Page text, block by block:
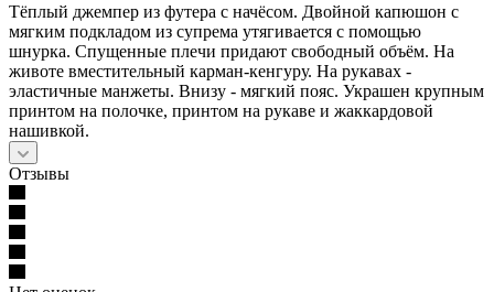
Тёплый джемпер из футера с начёсом. Двойной капюшон с
мягким подкладом из супрема утягивается с помощью
шнурка. Спущенные плечи придают свободный объём. На
животе вместительный карман-кенгуру. На рукавах -
эластичные манжеты. Внизу - мягкий пояс. Украшен крупным
принтом на полочке, принтом на рукаве и жаккардовой
нашивкой.
Отзывы